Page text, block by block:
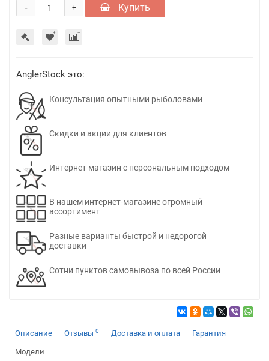
+
- Купить
AnglerStock это:
Консультация опытными рыболовами
Скидки и акции для клиентов
Интернет магазин с персональным подходом
В нашем интернет-магазине огромный
ассортимент
Разные варианты быстрой и недорогой
доставки
Сотни пунктов самовывоза по всей России
Описание Отзывы 0 Доставка и оплата Гарантия
Модели